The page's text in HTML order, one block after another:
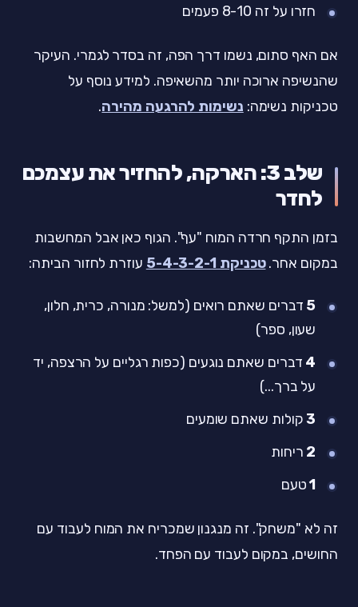
חזרו על זה 8-10 פעמים
אם האף סתום, נשמו דרך הפה, זה בסדר לגמרי. העיקר
שהנשיפה ארוכה יותר מהשאיפה. למידע נוסף על
טכניקות נשימה: נשימות להרגעה מהירה.
שלב 3: הארקה, להחזיר את עצמכם
לחדר
בזמן התקף חרדה המוח "עף". הגוף כאן אבל המחשבות
במקום אחר.טכניקת 5-4-3-2-1 עוזרת לחזור הביתה:
5 דברים שאתם רואים (למשל: מנורה, כרית, חלון,
שעון, ספר)
4 דברים שאתם נוגעים (כפות רגליים על הרצפה, יד
על ברך...)
3קולות שאתם שומעים
2 ריחות
1טעם
זה לא "משחק". זה מנגנון שמכריח את המוח לעבוד עם
החושים, במקום לעבוד עם הפחד.